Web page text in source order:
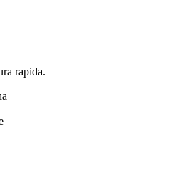
rapida.